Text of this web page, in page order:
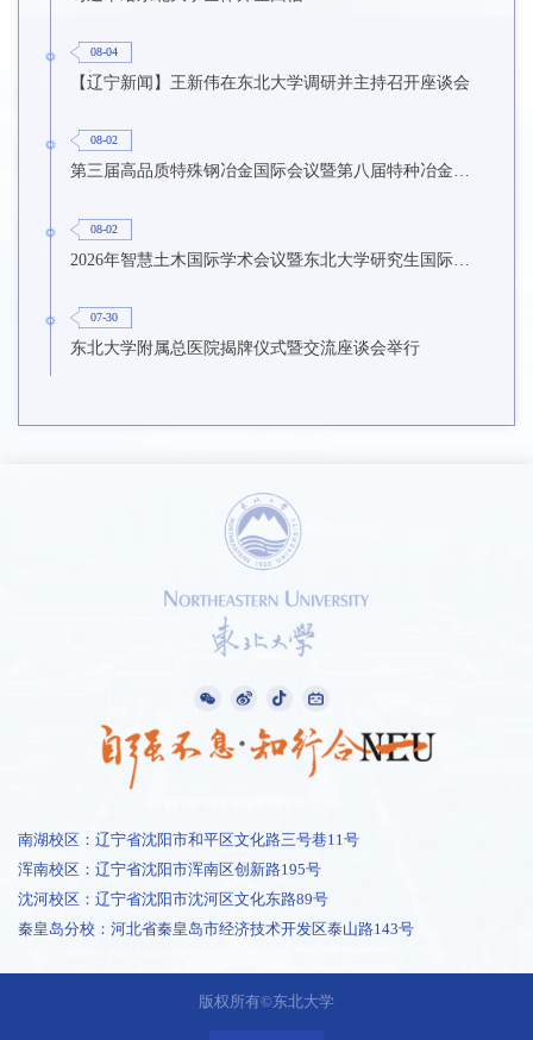
08-04
【辽宁新闻】王新伟在东北大学调研并主持召开座谈会
08-02
第三届高品质特殊钢冶金国际会议暨第八届特种冶金技术学术会议在东北大学召开
08-02
2026年智慧土木国际学术会议暨东北大学研究生国际暑期学校第九期在东北大学召开
07-30
东北大学附属总医院揭牌仪式暨交流座谈会举行
南湖校区：辽宁省沈阳市和平区文化路三号巷11号
浑南校区：辽宁省沈阳市浑南区创新路195号
沈河校区：辽宁省沈阳市沈河区文化东路89号
秦皇岛分校：河北省秦皇岛市经济技术开发区泰山路143号
版权所有©东北大学
1 /0